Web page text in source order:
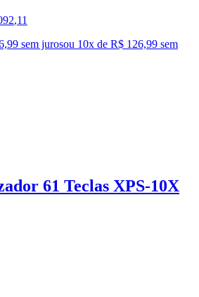
,11
sem jurosou 10x de R$ 126,99 sem
61 Teclas XPS-10X